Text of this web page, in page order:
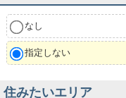
なし
指定しない
住みたいエリア